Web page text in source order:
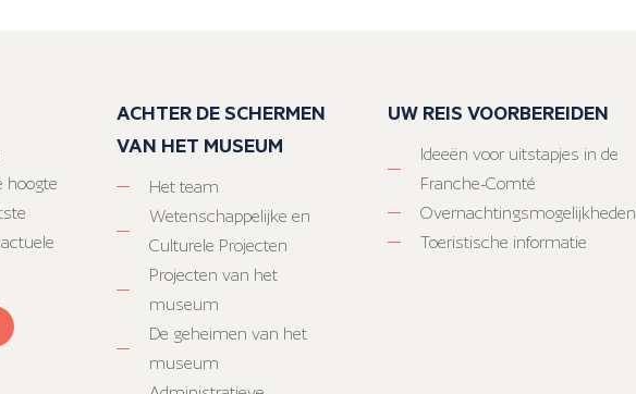
hoogte
ACHTER DE SCHERMEN
VAN HET MUSEUM
Het team
Wetenschappelijke en
Culturele Projecten
Projecten van het
museum
De geheimen van het
museum
UW REIS VOORBEREIDEN
Ideeën voor uitstapjes in de
Franche-Comté
Overnachtingsmogelijkheden
Toeristische informatie